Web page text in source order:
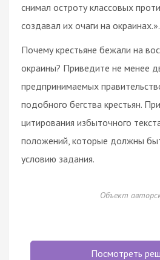
снимал остроту классовых
создавал их очаги на окраинах.».
Почему крестьяне бежали на
окраины? Приведите не менее
предпринимаемых
подобного бегства крестьян.
цитирования избыточного
положений, которые должны
условию задания.
Объект
Посмотреть